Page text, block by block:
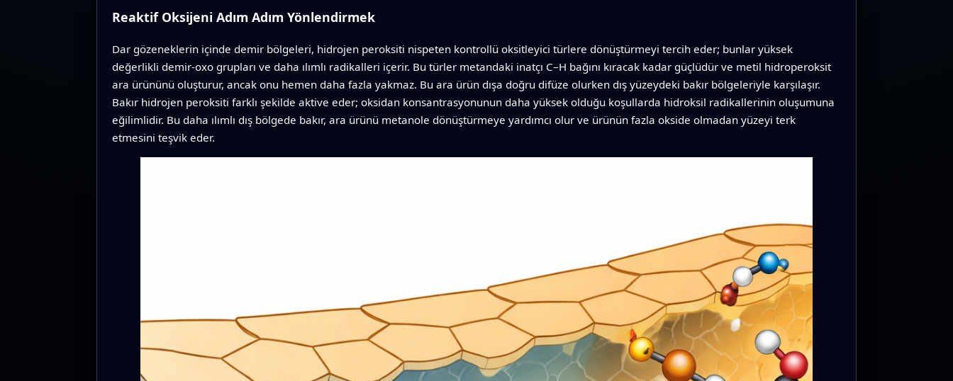
Reaktif Oksijeni Adım Adım Yönlendirmek
Dar gözeneklerin içinde demir bölgeleri, hidrojen peroksiti nispeten kontrollü oksitleyici türlere dönüştürmeyi tercih eder; bunlar yüksek
değerlikli demir‑oxo grupları ve daha ılımlı radikalleri içerir. Bu türler metandaki inatçı C–H bağını kıracak kadar güçlüdür ve metil hidroperoksit
ara ürününü oluşturur, ancak onu hemen daha fazla yakmaz. Bu ara ürün dışa doğru difüze olurken dış yüzeydeki bakır bölgeleriyle karşılaşır.
Bakır hidrojen peroksiti farklı şekilde aktive eder; oksidan konsantrasyonunun daha yüksek olduğu koşullarda hidroksil radikallerinin oluşumuna
eğilimlidir. Bu daha ılımlı dış bölgede bakır, ara ürünü metanole dönüştürmeye yardımcı olur ve ürünün fazla okside olmadan yüzeyi terk
etmesini teşvik eder.